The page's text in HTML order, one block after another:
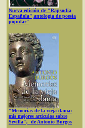
Nueva edición de "Rapsodia
Española",antología de poesía
popular"
"Memorias de la vieja dama:
mis mejores artículos sobre
Sevilla", de Antonio Burgos